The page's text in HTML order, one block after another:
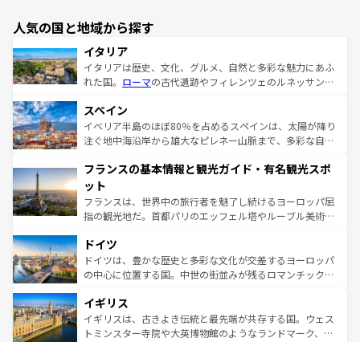
人気の国と地域から探す
イタリア
イタリアは歴史、文化、グルメ、自然と多彩な魅力にあふ
れた国。 ローマの古代遺跡やフィレンツェのルネッサンス
ろん、トスカーナの美しい田園風景やアマルフィ海岸の絶
景など、自然景観も見逃せない。観光の合間には、本場の
ピザやパスタなど、絶品のイタリア料理を堪能することも
ませてくれるイタリアで、忘れられない旅をしてみよう！
なお、新着のイタリア情報は
しい。
スペイン
イベリア半島のほぼ80％を占めるスペインは、太陽が降り
注ぐ地中海沿岸から雄大なピレネー山脈まで、多彩な自然
文化が根付くこの国では、情熱的なフラメンコ、熱気あふ
れる闘牛、そして美味しいタパスが生活の一部となってい
る。首都マドリードの洗練された雰囲気や、バルセロナの
アートに溢れた街角から、地方では古代ローマ遺跡や中世
せる。地方によって風土や気候が異なるスペインはその個
性で訪れる人を魅了する。 なお、新着のスペイン情報は コ
ンテンツ一覧を参照してほしい。
フランスの基本情報と観光ガイド・有名観光スポ
ット
フランスは、世界中の旅行者を魅了し続けるヨーロッパ屈
指の観光地だ。首都パリのエッフェル塔やルーブル美術館
で、幅広い魅力が詰まっている。華麗な宮殿、歴史的な大
聖堂、美しいビーチ、そして豊かな自然が、訪れる者を心
から魅了する。また、フランスは美食の国としても知ら
いる。シャンパンの発祥地であるランス、プロヴァンスの
香り高いラベンダー畑など、多彩な楽しみ方が可能だ。さ
らに、パリ以外の地域にも魅力が溢れており、どの街角に
ドイツ
ドイツは、豊かな歴史と多彩な文化が交差するヨーロッパ
の中心に位置する国。中世の街並みが残るロマンチック街
顔を持つこの国は、どこを歩いても飽きることがない。ベ
ルリンの文化的活気、バイエルン州のアルプスの絶景、そ
してライン川沿いのワイン畑といった風景は必見。ビール
イギリス
イギリスは、古きよき伝統と最先端が共存する国。ウェス
トミンスター寺院や大英博物館のようなランドマーク、歴